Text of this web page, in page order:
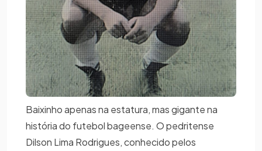
Baixinho apenas na estatura, mas gigante na
história do futebol bageense. O pedritense
Dilson Lima Rodrigues, conhecido pelos